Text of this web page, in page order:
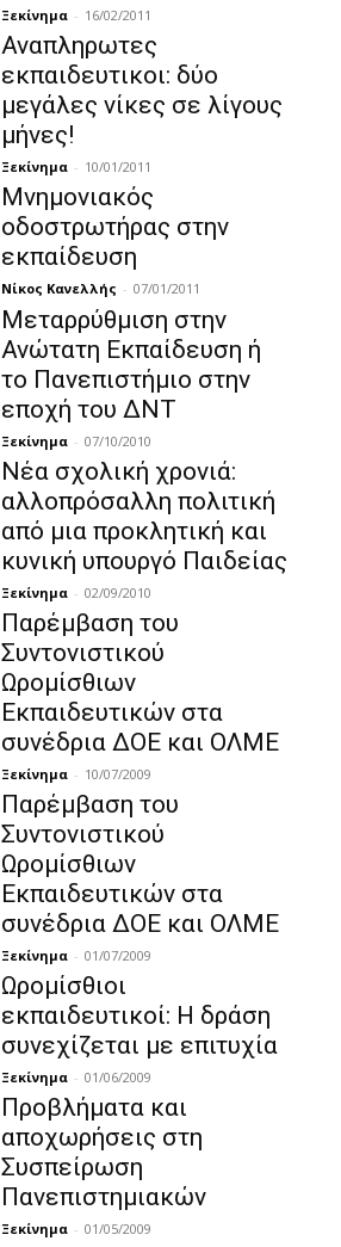
Ξεκίνημα - 16/02/2011
Αναπληρωτες
εκπαιδευτικοι: δύο
μεγάλες νίκες σε λίγους
μήνες!
Ξεκίνημα - 10/01/2011
Μνημονιακός
οδοστρωτήρας στην
εκπαίδευση
Νίκος Κανελλής - 07/01/2011
Μεταρρύθμιση στην
Ανώτατη Εκπαίδευση ή
το Πανεπιστήμιο στην
εποχή του ΔΝΤ
Ξεκίνημα - 07/10/2010
Νέα σχολική χρονιά:
αλλοπρόσαλλη πολιτική
από μια προκλητική και
κυνική υπουργό Παιδείας
Ξεκίνημα - 02/09/2010
Παρέμβαση του
Συντονιστικού
Ωρομίσθιων
Εκπαιδευτικών στα
συνέδρια ΔΟΕ και ΟΛΜΕ
Ξεκίνημα - 10/07/2009
Παρέμβαση του
Συντονιστικού
Ωρομίσθιων
Εκπαιδευτικών στα
συνέδρια ΔΟΕ και ΟΛΜΕ
Ξεκίνημα - 01/07/2009
Ωρομίσθιοι
εκπαιδευτικοί: H δράση
συνεχίζεται με επιτυχία
Ξεκίνημα - 01/06/2009
Προβλήματα και
αποχωρήσεις στη
Συσπείρωση
Πανεπιστημιακών
Ξεκίνημα - 01/05/2009